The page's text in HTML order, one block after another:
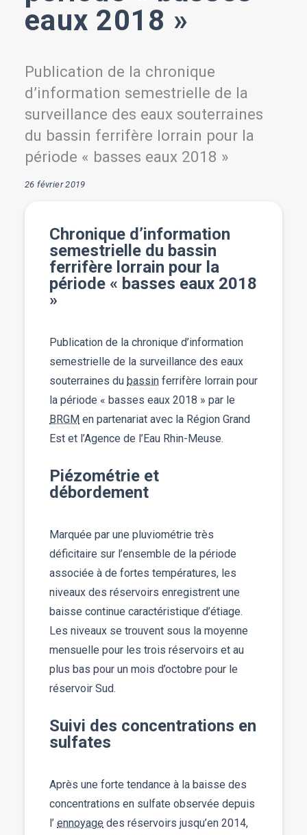
eaux 2018 »
Publication de la chronique
d’information semestrielle de la
surveillance des eaux souterraines
du bassin ferrifère lorrain pour la
période « basses eaux 2018 »
26 février 2019
Chronique d’information
semestrielle du bassin
ferrifère lorrain pour la
période « basses eaux 2018
»
Publication de la chronique d’information
semestrielle de la surveillance des eaux
souterraines du bassin ferrifère lorrain pour
la période « basses eaux 2018 » par le
BRGM en partenariat avec la Région Grand
Est et l’Agence de l’Eau Rhin-Meuse.
Piézométrie et
débordement
Marquée par une pluviométrie très
déficitaire sur l’ensemble de la période
associée à de fortes températures, les
niveaux des réservoirs enregistrent une
baisse continue caractéristique d’étiage.
Les niveaux se trouvent sous la moyenne
mensuelle pour les trois réservoirs et au
plus bas pour un mois d’octobre pour le
réservoir Sud.
Suivi des concentrations en
sulfates
Après une forte tendance à la baisse des
concentrations en sulfate observée depuis
l’ ennoyage des réservoirs jusqu’en 2014,